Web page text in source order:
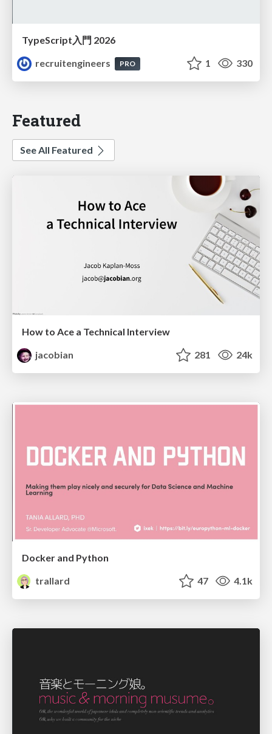
TypeScript入門 2026
recruitengineers
PRO 1 330
Featured
See All Featured
How to Ace a Technical Interview
jacobian
281 24k
Docker and Python
trallard
47 4.1k